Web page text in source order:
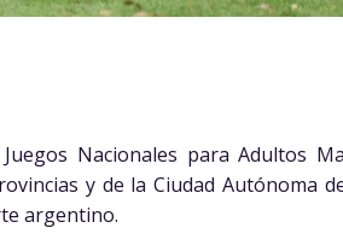
Nacionales para Adultos
y de la Ciudad Autónoma
argentino.